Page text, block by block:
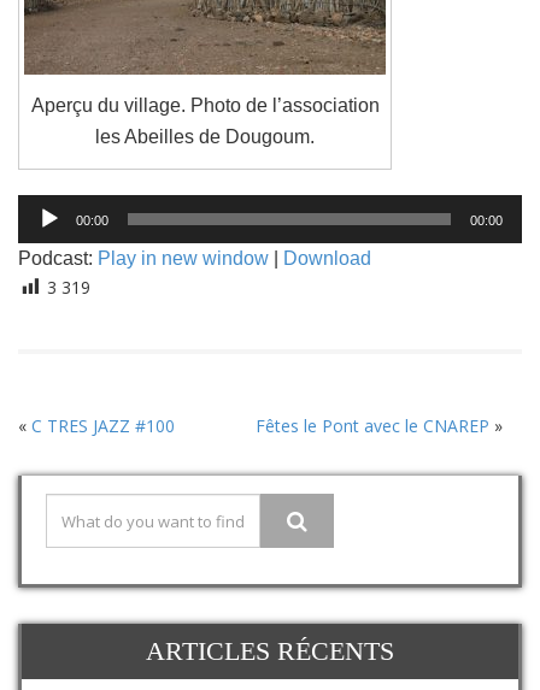
Aperçu du village. Photo de l’association
les Abeilles de Dougoum.
Lecteur
audio
00:00 00:00
Podcast: Play in new window Download
3 319
« C TRES JAZZ #100 Fêtes le Pont avec le CNAREP »
ARTICLES RÉCENTS